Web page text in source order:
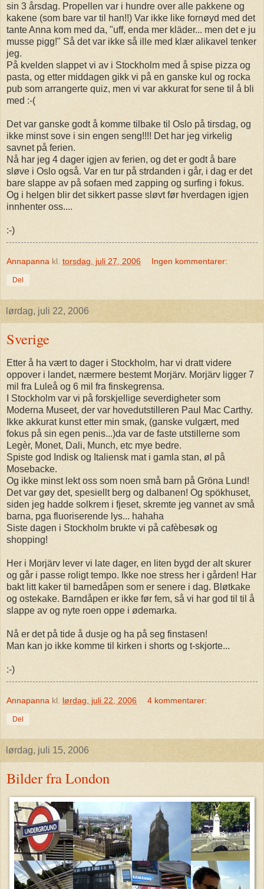
sin 3 årsdag. Propellen var i hundre over alle pakkene og
kakene (som bare var til han!!) Var ikke like fornøyd med det
tante Anna kom med da, "uff, enda mer kläder... men det e ju
musse pigg!" Så det var ikke så ille med klær alikavel tenker
jeg.
På kvelden slappet vi av i Stockholm med å spise pizza og
pasta, og etter middagen gikk vi på en ganske kul og rocka
pub som arrangerte quiz, men vi var akkurat for sene til å bli
med :-(
Det var ganske godt å komme tilbake til Oslo på tirsdag, og
ikke minst sove i sin engen seng!!!! Det har jeg virkelig
savnet på ferien.
Nå har jeg 4 dager igjen av ferien, og det er godt å bare
sløve i Oslo også. Var en tur på strdanden i går, i dag er det
bare slappe av på sofaen med zapping og surfing i fokus.
Og i helgen blir det sikkert passe sløvt før hverdagen igjen
innhenter oss....
:-)
Annapanna kl. torsdag, juli 27, 2006 Ingen kommentarer:
Del
lørdag, juli 22, 2006
Sverige
Etter å ha vært to dager i Stockholm, har vi dratt videre
oppover i landet, nærmere bestemt Morjärv. Morjärv ligger 7
mil fra Luleå og 6 mil fra finskegrensa.
I Stockholm var vi på forskjellige severdigheter som
Moderna Museet, der var hovedutstilleren Paul Mac Carthy.
Ikke akkurat kunst etter min smak, (ganske vulgært, med
fokus på sin egen penis...)da var de faste utstillerne som
Legèr, Monet, Dali, Munch, etc mye bedre.
Spiste god Indisk og Italiensk mat i gamla stan, øl på
Mosebacke.
Og ikke minst lekt oss som noen små barn på Gröna Lund!
Det var gøy det, spesiellt berg og dalbanen! Og spökhuset,
siden jeg hadde solkrem i fjeset, skremte jeg vannet av små
barna, pga fluoriserende lys... hahaha
Siste dagen i Stockholm brukte vi på cafèbesøk og
shopping!
Her i Morjärv lever vi late dager, en liten bygd der alt skurer
og går i passe roligt tempo. Ikke noe stress her i gården! Har
bakt litt kaker til barnedåpen som er senere i dag. Bløtkake
og ostekake. Barndåpen er ikke før fem, så vi har god til til å
slappe av og nyte roen oppe i ødemarka.
Nå er det på tide å dusje og ha på seg finstasen!
Man kan jo ikke komme til kirken i shorts og t-skjorte...
:-)
Annapanna kl. lørdag, juli 22, 2006 4 kommentarer:
Del
lørdag, juli 15, 2006
Bilder fra London